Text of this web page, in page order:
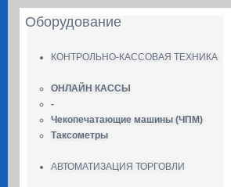
Оборудование
КОНТРОЛЬНО-КАССОВАЯ ТЕХНИКА
ОНЛАЙН КАССЫ
-
Чекопечатающие машины (ЧПМ)
Таксометры
АВТОМАТИЗАЦИЯ ТОРГОВЛИ